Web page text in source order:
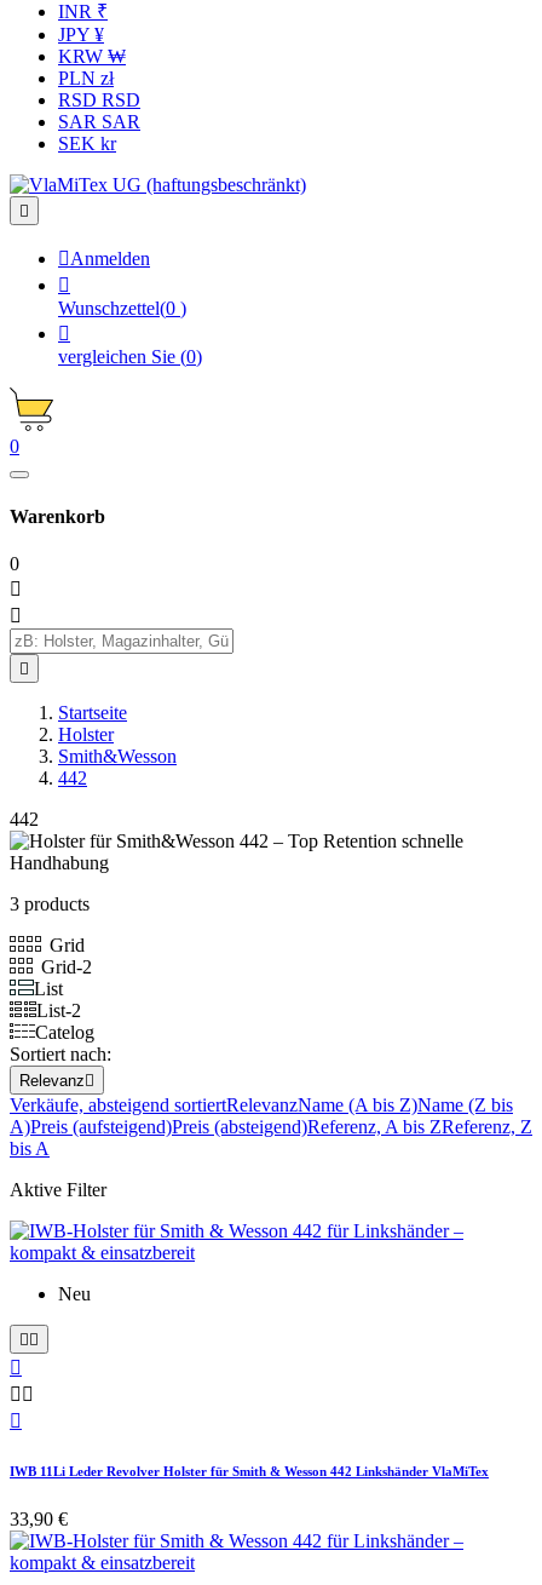
INR ₹
JPY ¥
KRW ₩
PLN zł
RSD RSD
SAR SAR
SEK kr

Anmelden

Wunschzettel(0 )

vergleichen Sie (0)
0
Warenkorb
0



Startseite
Holster
Smith&Wesson
442
442
3 products
Grid
Grid-2
List
List-2
Catelog
Sortiert nach:
Relevanz 
Verkäufe, absteigend sortiertRelevanzName (A bis Z)Name (Z bis
A)Preis (aufsteigend)Preis (absteigend)Referenz, A bis ZReferenz, Z
bis A
Aktive Filter
Neu
 

 

IWB 11Li Leder Revolver Holster für Smith & Wesson 442 Linkshänder VlaMiTex
33,90 €